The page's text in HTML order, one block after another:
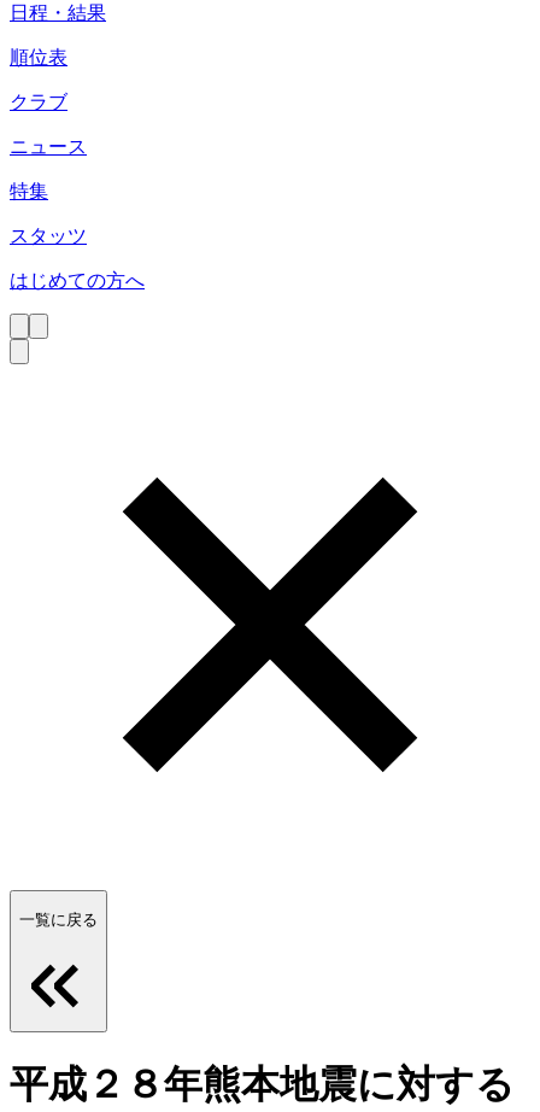
日程・結果
順位表
クラブ
ニュース
特集
スタッツ
はじめての方へ
一覧に戻る
平成２８年熊本地震に対する